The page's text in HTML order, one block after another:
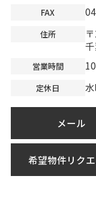
FAX
住所
営業時間
定休日
メール
希望物件リク